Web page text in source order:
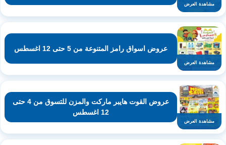
مشاهدة العرض
مشاهدة العرض
عروض اسواق رامز المتنوعة من 5 حتى 12 اغسطس
مشاهدة العرض
عروض القوت هايبر ماركت والمزن للتسوق من 4 حتى
12 اغسطس